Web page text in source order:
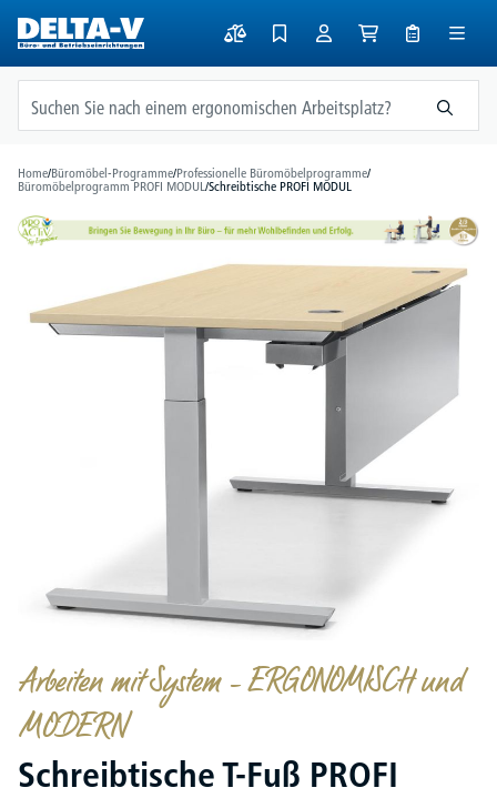
springen
Home/Büromöbel-Programme/Professionelle Büromöbelprogramme/
Büromöbelprogramm PROFI MODUL/Schreibtische PROFI MODUL
Arbeiten mit System – ERGONOMISCH und
MODERN
Schreibtische T-Fuß PROFI